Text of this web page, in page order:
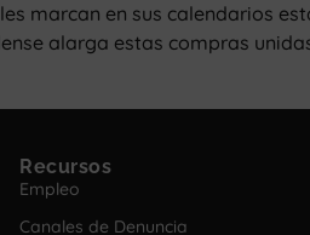
marcan en sus calendarios
alarga estas compras
Recursos
Empleo
Canales de Denuncia